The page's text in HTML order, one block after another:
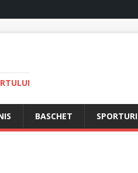
BASCHET SPORTURI